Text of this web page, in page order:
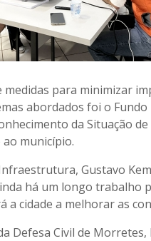
medidas para minimizar
abordados foi o Fundo
da Situação
município.
Gustavo
há um longo trabalho
a cidade a melhorar as
Defesa Civil de